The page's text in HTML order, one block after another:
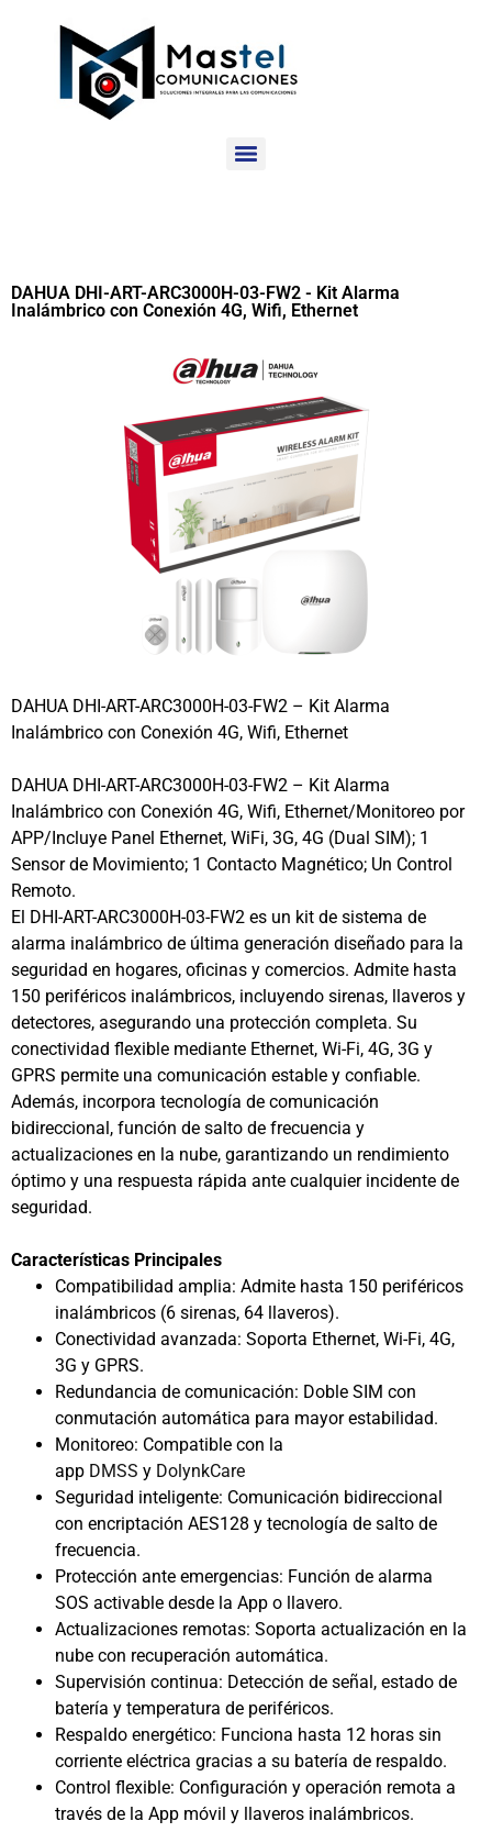
DAHUA DHI-ART-ARC3000H-03-FW2 - Kit Alarma
Inalámbrico con Conexión 4G, Wifi, Ethernet
DAHUA DHI-ART-ARC3000H-03-FW2 – Kit Alarma
Inalámbrico con Conexión 4G, Wifi, Ethernet
DAHUA DHI-ART-ARC3000H-03-FW2 – Kit Alarma
Inalámbrico con Conexión 4G, Wifi, Ethernet/Monitoreo por
APP/Incluye Panel Ethernet, WiFi, 3G, 4G (Dual SIM); 1
Sensor de Movimiento; 1 Contacto Magnético; Un Control
Remoto.
El DHI-ART-ARC3000H-03-FW2 es un kit de sistema de
alarma inalámbrico de última generación diseñado para la
seguridad en hogares, oficinas y comercios. Admite hasta
150 periféricos inalámbricos, incluyendo sirenas, llaveros y
detectores, asegurando una protección completa. Su
conectividad flexible mediante Ethernet, Wi-Fi, 4G, 3G y
GPRS permite una comunicación estable y confiable.
Además, incorpora tecnología de comunicación
bidireccional, función de salto de frecuencia y
actualizaciones en la nube, garantizando un rendimiento
óptimo y una respuesta rápida ante cualquier incidente de
seguridad.
Características Principales
Compatibilidad amplia: Admite hasta 150 periféricos
inalámbricos (6 sirenas, 64 llaveros).
Conectividad avanzada: Soporta Ethernet, Wi-Fi, 4G,
3G y GPRS.
Redundancia de comunicación: Doble SIM con
conmutación automática para mayor estabilidad.
Monitoreo: Compatible con la
app DMSS y DolynkCare
Seguridad inteligente: Comunicación bidireccional
con encriptación AES128 y tecnología de salto de
frecuencia.
Protección ante emergencias: Función de alarma
SOS activable desde la App o llavero.
Actualizaciones remotas: Soporta actualización en la
nube con recuperación automática.
Supervisión continua: Detección de señal, estado de
batería y temperatura de periféricos.
Respaldo energético: Funciona hasta 12 horas sin
corriente eléctrica gracias a su batería de respaldo.
Control flexible: Configuración y operación remota a
través de la App móvil y llaveros inalámbricos.